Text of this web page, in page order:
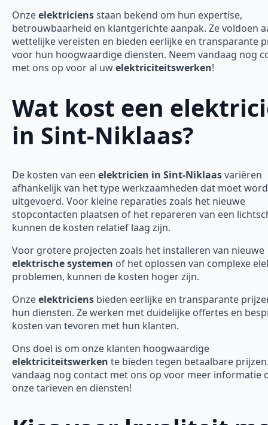
Onzeelektriciensstaan bekend om hun expertise,
betrouwbaarheid en klantgerichte aanpak. Ze voldoen
wettelijke vereisten en bieden eerlijke en transparante
voor hun hoogwaardige diensten. Neem vandaag nog
met ons op voor al uwelektriciteitswerken!
Wat kost een
in Sint-Niklaas?
De kosten van een elektricien in Sint-Niklaasvariëren
afhankelijk van het type werkzaamheden dat moet
uitgevoerd. Voor kleine reparaties zoals het nieuwe
stopcontacten plaatsen of het repareren van een
kunnen de kosten relatief laag zijn.
Voor grotere projecten zoals het installeren van nieuwe
elektrische systemen of het oplossen van complexe
problemen, kunnen de kosten hoger zijn.
Onzeelektriciens bieden eerlijke en transparante
hun diensten. Ze werken met duidelijke offertes en
kosten van tevoren met hun klanten.
Ons doel is om onze klanten hoogwaardige
elektriciteitswerken te bieden tegen betaalbare
vandaag nog contact met ons op voor meer informatie
onze tarieven en diensten!